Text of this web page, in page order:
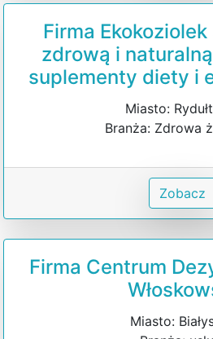
Firma
zdrową i
suplementy diety i
Miasto:
Branża: Zdrowa
Zobacz
Firma Centrum
Miasto: